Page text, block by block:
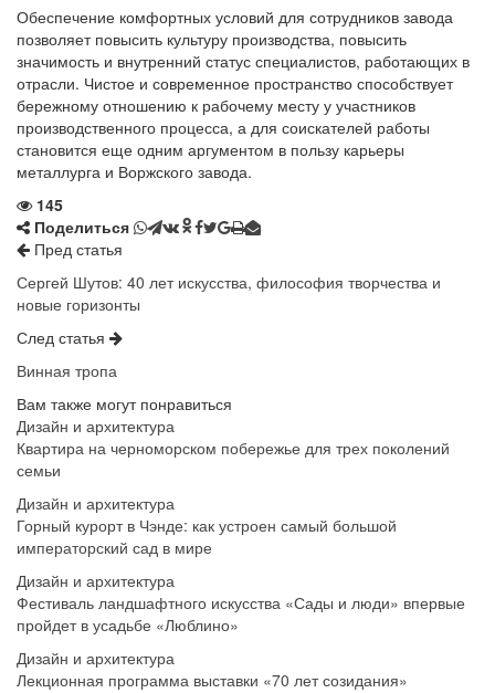
Обеспечение комфортных условий для сотрудников завода
позволяет повысить культуру производства, повысить
значимость и внутренний статус специалистов, работающих в
отрасли. Чистое и современное пространство способствует
бережному отношению к рабочему месту у участников
производственного процесса, а для соискателей работы
становится еще одним аргументом в пользу карьеры
металлурга и Воржского завода.
145
Поделиться
Пред статья
Сергей Шутов: 40 лет искусства, философия творчества и
новые горизонты
След статья
Винная тропа
Вам также могут понравиться
Дизайн и архитектура
Квартира на черноморском побережье для трех поколений
семьи
Дизайн и архитектура
Горный курорт в Чэнде: как устроен самый большой
императорский сад в мире
Дизайн и архитектура
Фестиваль ландшафтного искусства «Сады и люди» впервые
пройдет в усадьбе «Люблино»
Дизайн и архитектура
Лекционная программа выставки «70 лет созидания»